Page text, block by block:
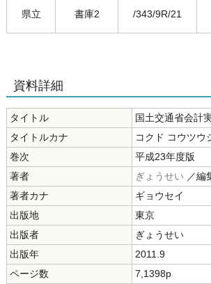
県立 書庫2 /343/9R/21
資料詳細
タイトル
国土交通省会計
タイトルカナ
コクド コウツウ
巻次
平成23年度版
著者
ぎょうせい ／編
著者カナ
ギョウセイ
出版地
東京
出版者
ぎょうせい
出版年
2011.9
ページ数
7,1398p